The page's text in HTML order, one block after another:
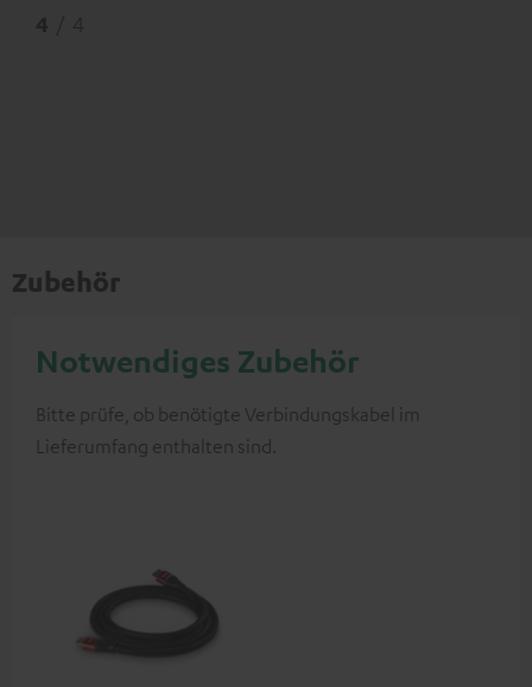
Zubehör
Notwendiges Zubehör
Bitte prüfe, ob benötigte Verbindungskabel im
Lieferumfang enthalten sind.